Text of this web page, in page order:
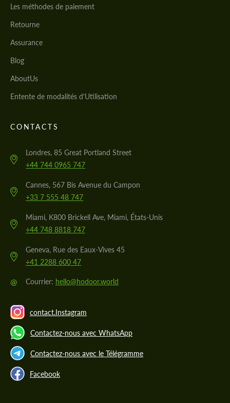
Les méthodes de paiement
Retourne
Assurance
Blog
AboutUs
Entente de modalités d'Utilisation
CONTACTS
Londres, 85 Great Portland Street
+44 744 0965 747
Cannes, 567 Bis Avenue du Campon
+33 7 555 48 747
Miami, K800 Brickell Ave, Miami, États-Unis
+44 748 8818 747
Geneva, Rue des Eaux-Vives 45
+41 2288 600 47
@ Courrier: hello@hodoor.world
contact.Instagram
Contactez-nous avec WhatsApp
Contactez-nous avec le Télégramme
Facebook